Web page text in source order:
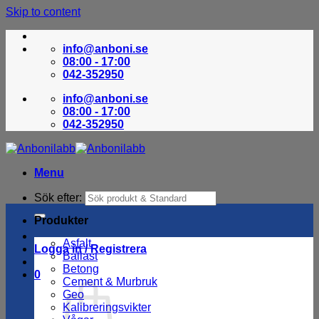
Skip to content
info@anboni.se
08:00 - 17:00
042-352950
info@anboni.se
08:00 - 17:00
042-352950
Menu
Sök efter:
Logga in / Registrera
0
Produkter
Asfalt
Ballast
Betong
Cement & Murbruk
Geo
Kalibreringsvikter